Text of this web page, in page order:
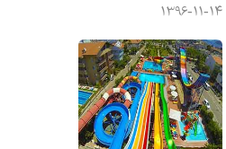
1396-11-14